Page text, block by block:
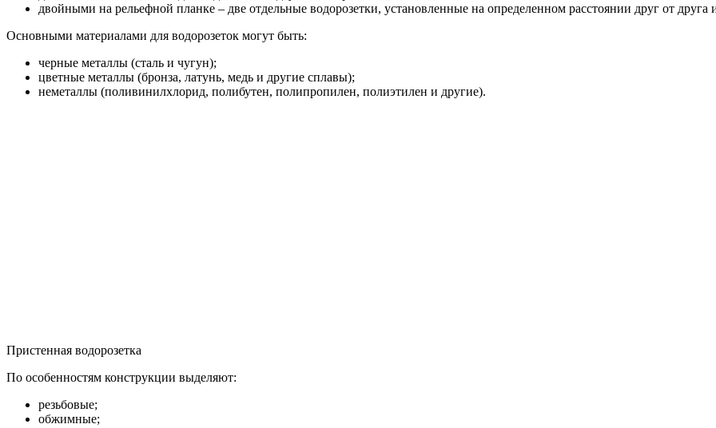
двойными на рельефной планке – две отдельные водорозетки, установленные на определенном расстоянии друг от
Основными материалами для водорозеток могут быть:
черные металлы (сталь и чугун);
цветные металлы (бронза, латунь, медь и другие сплавы);
неметаллы (поливинилхлорид, полибутен, полипропилен, полиэтилен и другие).
Пристенная водорозетка
По особенностям конструкции выделяют:
резьбовые;
обжимные;